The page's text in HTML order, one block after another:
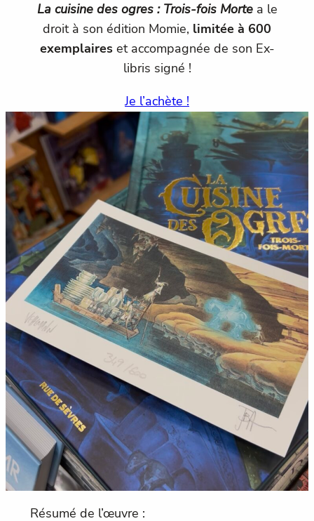
La cuisine des ogres : Trois-fois Mortea le
droit à son édition Momie, limitée à 600
exemplaireset accompagnée de son Ex-
libris signé !
Je l’achète !
Résumé de l’œuvre :